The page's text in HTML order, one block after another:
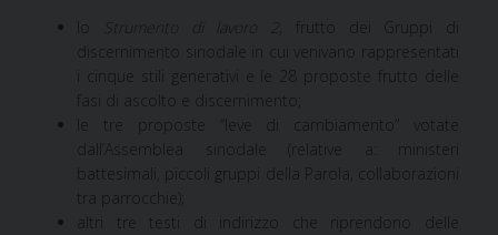
Strumento di lavoro 2,
frutto dei Gruppi di
discernimento sinodale in cui venivano rappresentati
i cinque stili generativi e le 28 proposte frutto delle
fasi di ascolto e discernimento;
le tre proposte “leve di cambiamento” votate
dall’Assemblea sinodale (relative a: ministeri
battesimali, piccoli gruppi della Parola, collaborazioni
tra parrocchie);
altri tre testi di indirizzo che riprendono delle